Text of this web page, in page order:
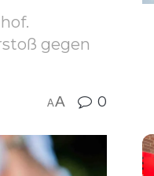
gegen
AA 0